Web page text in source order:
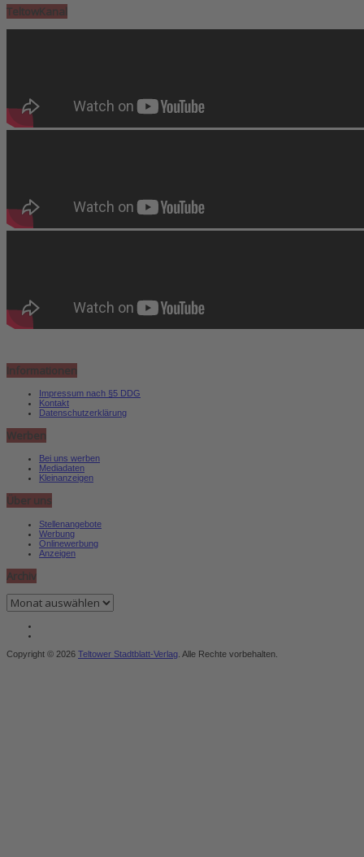
TeltowKanal
Informationen
Impressum nach §5 DDG
Kontakt
Datenschutzerklärung
Werben
Bei uns werben
Mediadaten
Kleinanzeigen
Über uns
Stellenangebote
Werbung
Onlinewerbung
Anzeigen
Archiv
Archiv
Copyright © 2026 Teltower Stadtblatt-Verlag . Alle Rechte vorbehalten.